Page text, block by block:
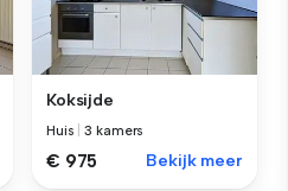
Koksijde
Huis |3 kamers
€ 975 Bekijk meer